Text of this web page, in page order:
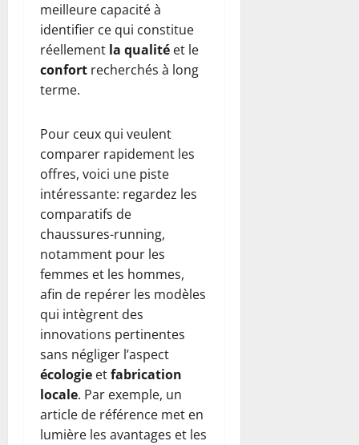
meilleure capacité à
identifier ce qui constitue
réellement la qualité et le
confort recherchés à long
terme.
Pour ceux qui veulent
comparer rapidement les
offres, voici une piste
intéressante: regardez les
comparatifs de
chaussures-running,
notamment pour les
femmes et les hommes,
afin de repérer les modèles
qui intègrent des
innovations pertinentes
sans négliger l’aspect
écologie etfabrication
locale. Par exemple, un
article de référence met en
lumière les avantages et les